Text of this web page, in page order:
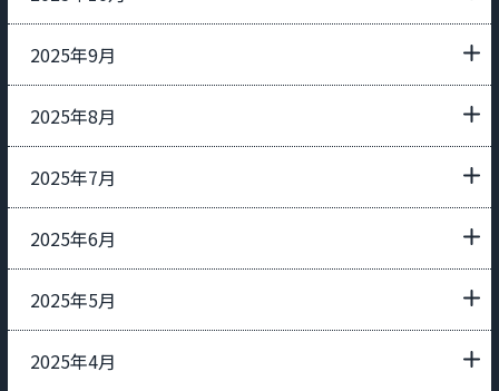
2025年9月
2025年8月
2025年7月
2025年6月
2025年5月
2025年4月